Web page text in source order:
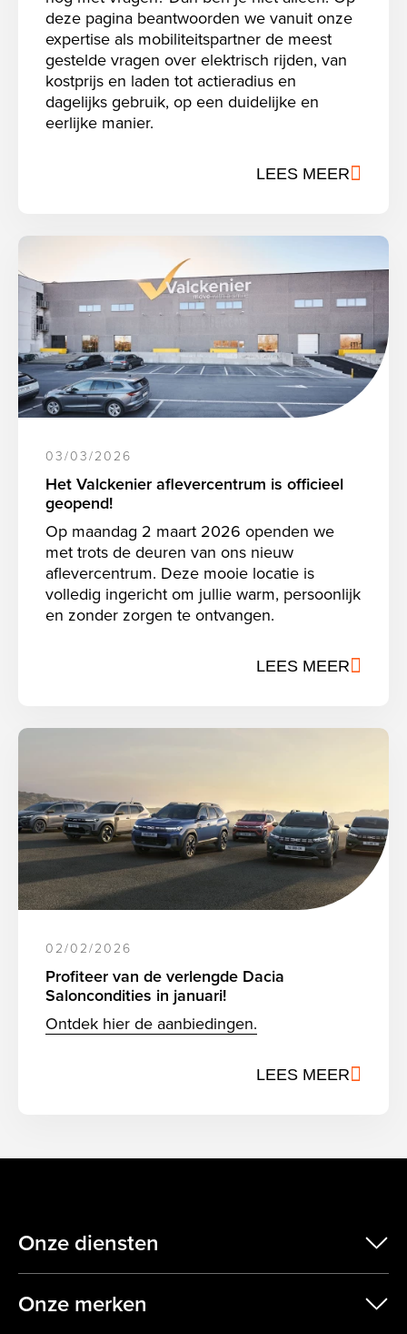
deze pagina beantwoorden we vanuit onze
expertise als mobiliteitspartner de meest
gestelde vragen over elektrisch rijden, van
kostprijs en laden tot actieradius en
dagelijks gebruik, op een duidelijke en
eerlijke manier.
LEES MEER
03/03/2026
Het Valckenier aflevercentrum is officieel
geopend!
Op maandag 2 maart 2026 openden we
met trots de deuren van ons nieuw
aflevercentrum. Deze mooie locatie is
volledig ingericht om jullie warm, persoonlijk
en zonder zorgen te ontvangen.
LEES MEER
02/02/2026
Profiteer van de verlengde Dacia
Saloncondities in januari!
Ontdek hier de aanbiedingen.
LEES MEER
Onze diensten
Onze merken